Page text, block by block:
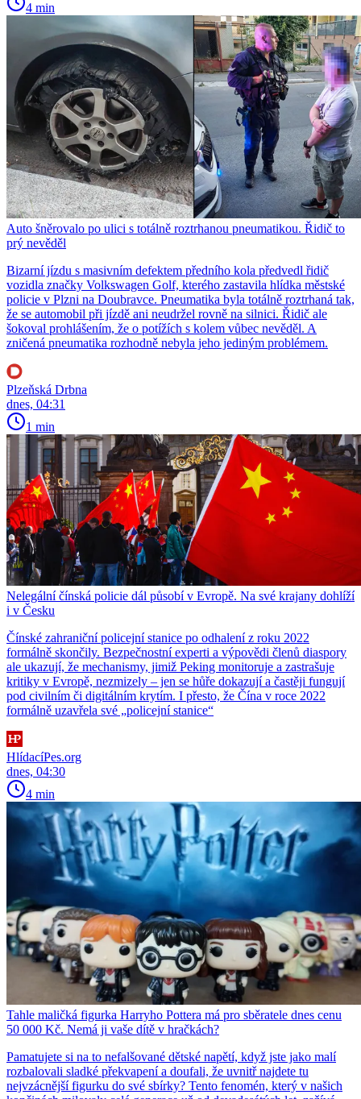
4 min
Auto šněrovalo po ulici s totálně roztrhanou pneumatikou. Řidič to
prý nevěděl
Bizarní jízdu s masivním defektem předního kola předvedl řidič
vozidla značky Volkswagen Golf, kterého zastavila hlídka městské
policie v Plzni na Doubravce. Pneumatika byla totálně roztrhaná tak,
že se automobil při jízdě ani neudržel rovně na silnici. Řidič ale
šokoval prohlášením, že o potížích s kolem vůbec nevěděl. A
zničená pneumatika rozhodně nebyla jeho jediným problémem.
Plzeňská Drbna
dnes, 04:31
1 min
Nelegální čínská policie dál působí v Evropě. Na své krajany dohlíží
i v Česku
Čínské zahraniční policejní stanice po odhalení z roku 2022
formálně skončily. Bezpečnostní experti a výpovědi členů diaspory
ale ukazují, že mechanismy, jimiž Peking monitoruje a zastrašuje
kritiky v Evropě, nezmizely – jen se hůře dokazují a častěji fungují
pod civilním či digitálním krytím. I přesto, že Čína v roce 2022
formálně uzavřela své „policejní stanice“
HlídacíPes.org
dnes, 04:30
4 min
Tahle maličká figurka Harryho Pottera má pro sběratele dnes cenu
50 000 Kč. Nemá ji vaše dítě v hračkách?
Pamatujete si na to nefalšované dětské napětí, když jste jako malí
rozbalovali sladké překvapení a doufali, že uvnitř najdete tu
nejvzácnější figurku do své sbírky? Tento fenomén, který v našich